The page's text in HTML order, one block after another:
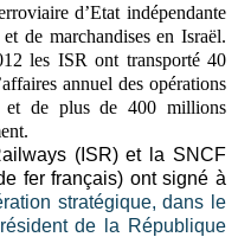
d’Etat indépendante
de marchandises en Israël.
les ISR ont transporté 40
annuel des opérations
et de plus de 400 millions
(ISR) et la SNCF
fer français) ont signé à
stratégique, dans le
de la République